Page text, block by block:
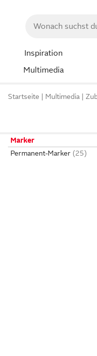
Inspiration
Multimedia
Startseite Multimedia
Marker
Permanent-Marker